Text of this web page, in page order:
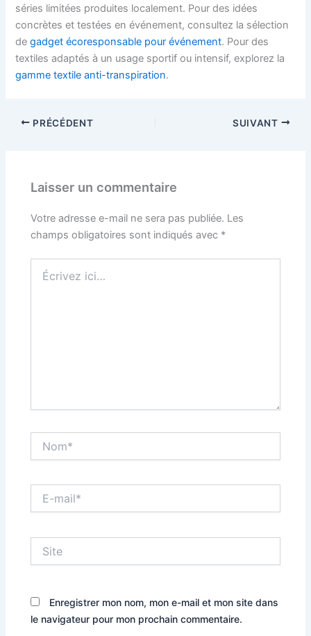
séries limitées produites localement. Pour des idées
concrètes et testées en événement, consultez la sélection
degadget écoresponsable pour événement. Pour des
textiles adaptés à un usage sportif ou intensif, explorez la
gamme textile anti-transpiration.
PRÉCÉDENT SUIVANT
Laisser un commentaire
Votre adresse e-mail ne sera pas publiée. Les
champs obligatoires sont indiqués avec *
ici…
mail*
Enregistrer mon nom, mon e-mail et mon site dans
le navigateur pour mon prochain commentaire.